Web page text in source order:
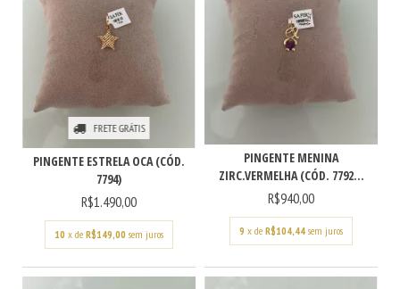
FRETE GRÁTIS
PINGENTE ESTRELA OCA (CÓD.
7794)
R$1.490,00
10 x de R$149,00 sem juros
PINGENTE MENINA
ZIRC.VERMELHA (CÓD. 7792...
R$940,00
9 x de R$104,44 sem juros